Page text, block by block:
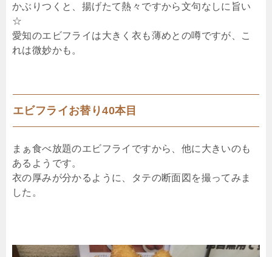
かぶりつくと、揚げたて熱々ですから文句なしに旨い
☆
愛知のエビフライは大きく衣も薄めとの噂ですが、こ
れは微妙かも。
エビフライお替り40本目
まぁ食べ放題のエビフライですから、他に大きいのも
あるようです。
衣の厚みが分かるように、タテの断面図を撮ってみま
した。